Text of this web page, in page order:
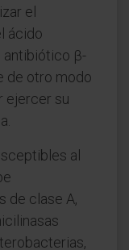
el
ácido
antibiótico β-
de otro modo
ejercer su
al
de clase A,